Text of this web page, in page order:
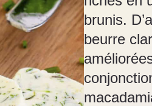
brunis.
beurre